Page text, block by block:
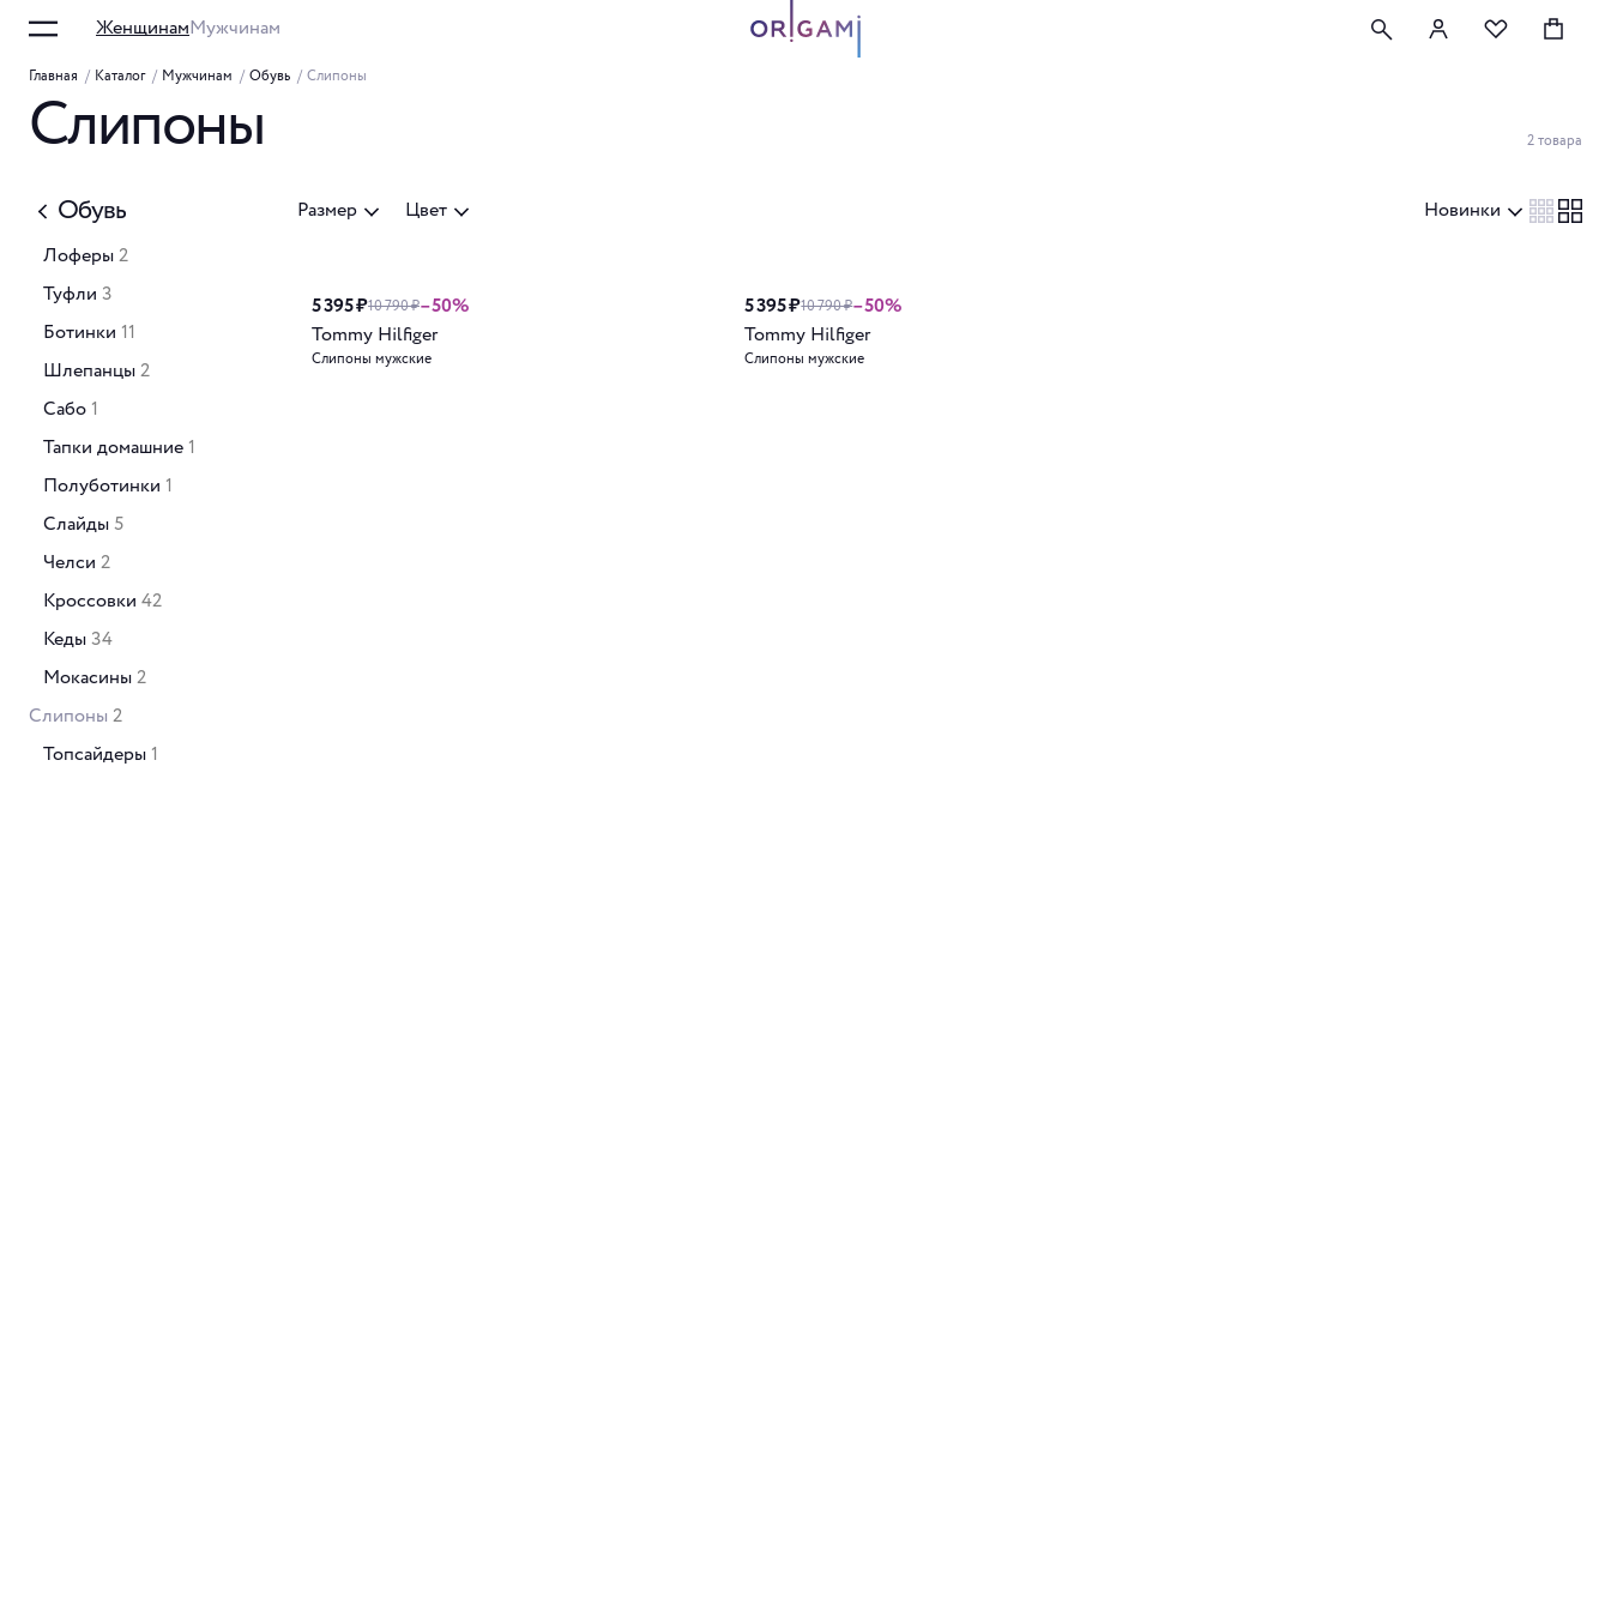
ЖенщинамМужчинам
Главная / Каталог / Мужчинам / Обувь / Слипоны
Слипоны 2 товара
Обувь
Лоферы2
Туфли 3
Ботинки 11
Шлепанцы2
Сабо 1
Тапки домашние 1
Полуботинки 1
Слайды5
Челси 2
Кроссовки 42
Кеды34
Мокасины2
Слипоны 2
Топсайдеры 1
Размер Цвет Новинки
5 395 ₽10 790 ₽–50%
Tommy Hilfiger
Слипоны мужские
5 395 ₽10 790 ₽–50%
Tommy Hilfiger
Слипоны мужские